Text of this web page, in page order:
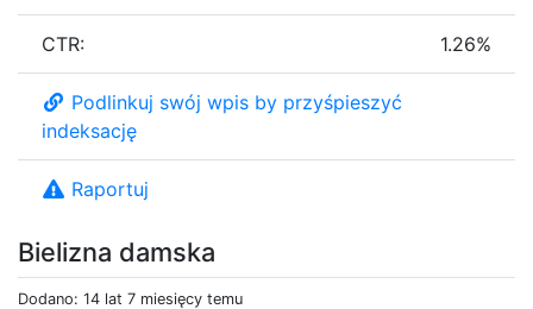
Bielizna damska
Dodano: 14 lat 7 miesięcy temu
CTR: 1.26%
Podlinkuj swój wpis by przyśpieszyć
indeksację
Raportuj